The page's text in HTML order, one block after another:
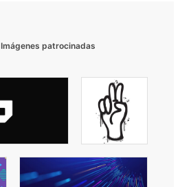
Imágenes patrocinadas